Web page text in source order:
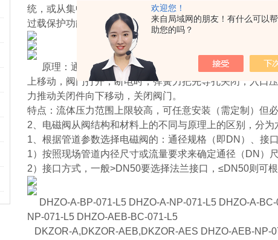
欢迎您！
来自局域网的朋友！有什么可以帮
助您的吗？
统，或从集中电 控系统传送到电液系统，参看F002“数字
过载保护功能，力的自适应，快速动作响应，系统自润滑
原理：通电时，电磁力把先导孔打开，上腔室压力迅
上移动，阀门打开；断电时，弹簧力把先导孔关闭，入
力推动关闭件向下移动，关闭阀门。
特点：流体压力范围上限较高，可任意安装（需定制）但
2、电磁阀从阀结构和材料上的不同与原理上的区别，分为
1、根据管道参数选择电磁阀的：通径规格（即DN）、接
1）按照现场管道内径尺寸或流量要求来确定通径（DN）尺
2）接口方式，一般>DN50要选择法兰接口，≤DN50则可根
DHZO-A-BP-071-L5 DHZO-A-NP-071-L5 DHZO-A-
NP-071-L5 DHZO-AEB-BC-071-L5
DKZOR-A,DKZOR-AEB,DKZOR-AES DHZO-AEB-NP-